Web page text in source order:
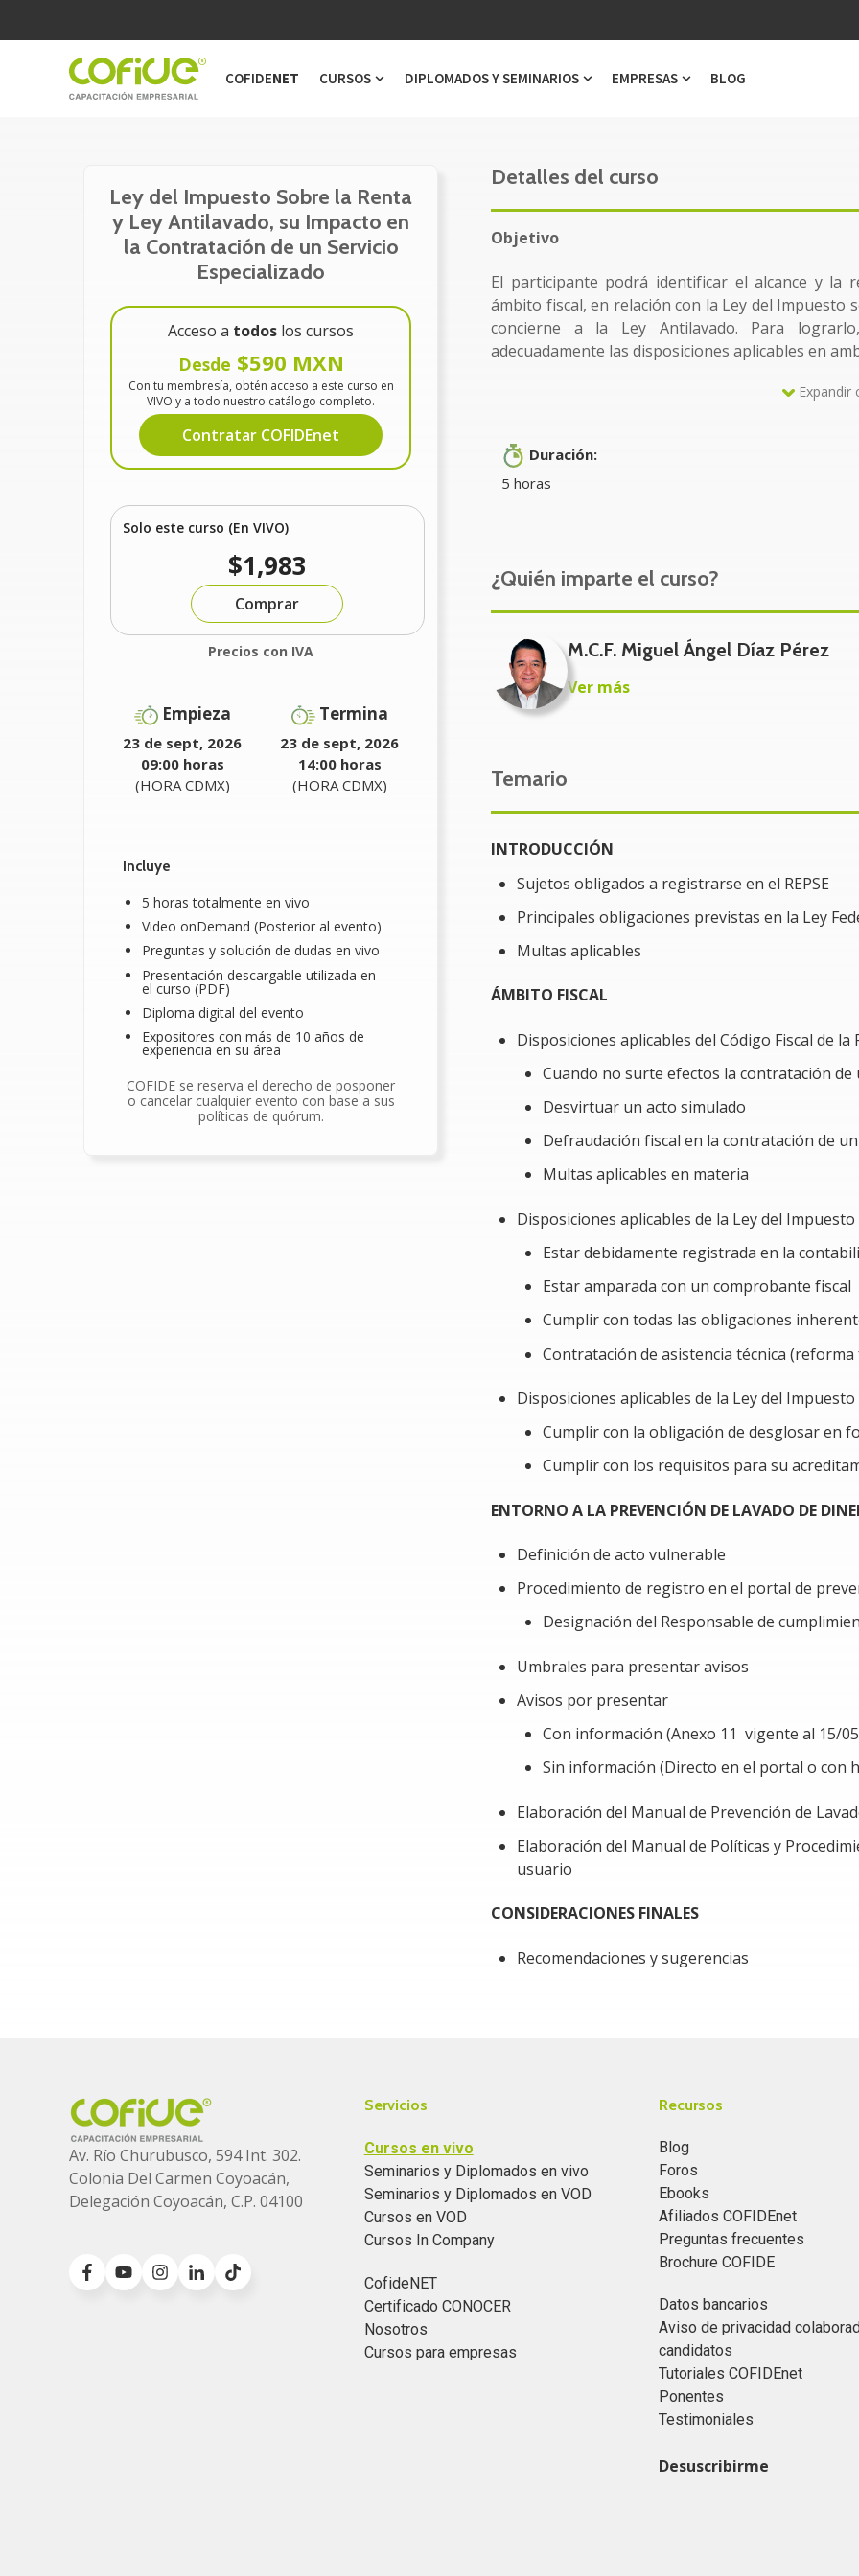
COFIDENET CURSOS
Show submenu for Cursos
DIPLOMADOS Y SEMINARIOS
Show submenu for Diplomados y
EMPRESAS
Show submenu for
BLOG
Ley del Impuesto Sobre la Renta
y Ley Antilavado, su Impacto en
la Contratación de un Servicio
Especializado
Acceso a todos los cursos
Desde $590 MXN
Con tu membresía, obtén acceso a este curso en
VIVO y a todo nuestro catálogo completo.
Contratar COFIDEnet
Solo este curso (En VIVO)
$1,983
Comprar
Precios con IVA
Empieza
23 de sept, 2026
09:00 horas
(HORA CDMX)
Termina
23 de sept, 2026
14:00 horas
(HORA CDMX)
Incluye
5 horas totalmente en vivo
Video onDemand (Posterior al evento)
Preguntas y solución de dudas en vivo
Presentación descargable utilizada en
el curso (PDF)
Diploma digital del evento
Expositores con más de 10 años de
experiencia en su área
COFIDE se reserva el derecho de posponer
o cancelar cualquier evento con base a sus
políticas de quórum.
Detalles del curso
Objetivo
El participante podrá identificar el alcance y la
ámbito fiscal, en relación con la Ley del Impuesto
concierne a la Ley Antilavado. Para
adecuadamente las disposiciones aplicables en
Contador general de la empresa
Auxiliares administrativos y contables
Asesores independientes
Cualquier persona interesada en la materia.
Beneficios del módulo
Sobre la Renta y la Ley del Impuesto al Valor Agregado.
Familiarizarse con la aplicación de normativas
Comprender de manera precisa y accesible el
Completar correctamente el Anexo 11 siguiendo el
obligación en los casos en que no sea posible
Problemática por resolver
La contratación de un servicio o la ejecución
debe estar debidamente inscrito en el Registro
(REPSE) y cumplir con todas sus obligaciones
es abordar los siguientes aspectos:
Evitar sanciones fiscales derivadas de la
están obligados a registrarse en el REPSE.
Salvaguardar los intereses de la empresa
cumple con sus obligaciones, se pone en
Impuesto Sobre la Renta (ISR) y de acreditar el
Minimizar cualquier error durante el proceso
lavado de dinero.
Anticipar los requisitos de información
correspondientes ante la Unidad de
En resumen, este módulo busca garantizar un
un servicio especializado.
REQUERIMIENTO ESPECIAL PARA EL CURSO
Lectura obligada del artículo 15-D del Código
Conocimiento básico de los requisitos de las
Conocimiento del portal de Prevención de
Expandir
Duración:
5 horas
¿Quién imparte el curso?
M.C.F. Miguel Ángel Díaz Pérez
Ver más
Temario
INTRODUCCIÓN
Sujetos obligados a registrarse en el REPSE
Principales obligaciones previstas en la Ley
Multas aplicables
ÁMBITO FISCAL
Disposiciones aplicables del Código Fiscal de la
Cuando no surte efectos la contratación de
Desvirtuar un acto simulado
Defraudación fiscal en la contratación de
Multas aplicables en materia
Disposiciones aplicables de la Ley del
Estar debidamente registrada en la
Estar amparada con un comprobante fiscal
Cumplir con todas las obligaciones
Contratación de asistencia técnica (reforma
Disposiciones aplicables de la Ley del
Cumplir con la obligación de desglosar en
Cumplir con los requisitos para su
ENTORNO A LA PREVENCIÓN DE LAVADO DE
Definición de acto vulnerable
Procedimiento de registro en el portal de
Designación del Responsable de
Umbrales para presentar avisos
Avisos por presentar
Con información (Anexo 11 vigente al 15/
Sin información (Directo en el portal o con
Elaboración del Manual de Prevención de
Elaboración del Manual de Políticas y
usuario
CONSIDERACIONES FINALES
Recomendaciones y sugerencias
Av. Río Churubusco, 594 Int. 302.
Colonia Del Carmen Coyoacán,
Delegación Coyoacán, C.P. 04100
Servicios
Cursos en vivo
Seminarios y Diplomados en vivo
Seminarios y Diplomados en VOD
Cursos en VOD
Cursos In Company
CofideNET
Certificado CONOCER
Nosotros
Cursos para empresas
Recursos
Blog
Foros
Ebooks
Afiliados COFIDEnet
Preguntas frecuentes
Brochure COFIDE
Datos bancarios
Aviso de privacidad
candidatos
Tutoriales COFIDEnet
Ponentes
Testimoniales
Desuscribirme